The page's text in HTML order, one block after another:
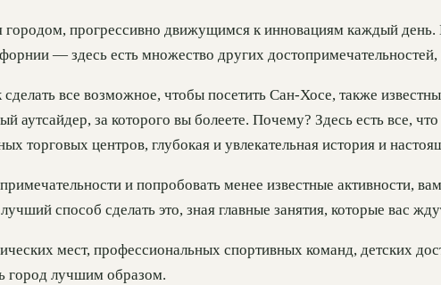
городом, прогрессивно движущимся к инновациям каждый
— здесь есть множество других
все возможное, чтобы посетить Сан-Хосе, также
за которого вы болеете. Почему? Здесь есть все,
торговых центров, глубокая и увлекательная история и
и попробовать менее известные активности,
способ сделать это, зная главные занятия, которые вас
мест, профессиональных спортивных команд, детских
город лучшим образом.